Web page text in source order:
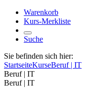
Warenkorb
Kurs-Merkliste
Suche
Sie befinden sich hier:
StartseiteKurseBeruf | IT
Beruf | IT
Beruf | IT